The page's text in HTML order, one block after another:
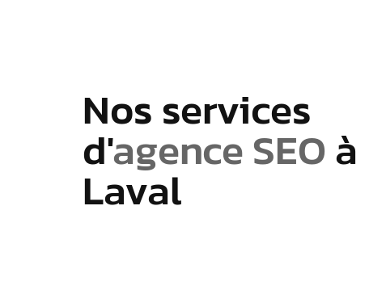
Nos services
d'agence SEOà
Laval